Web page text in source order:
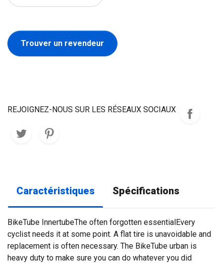
Trouver un revendeur
REJOIGNEZ-NOUS SUR LES RÉSEAUX SOCIAUX
Caractéristiques Spécifications
BikeTube InnertubeThe often forgotten essentialEvery
cyclist needs it at some point. A flat tire is unavoidable and
replacement is often necessary. The BikeTube urban is
heavy duty to make sure you can do whatever you did